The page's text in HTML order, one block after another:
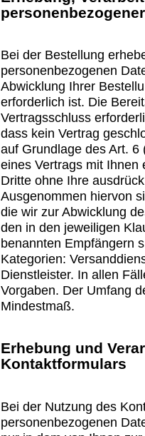
Bei der Bestellung
personenbezogenen
Abwicklung Ihrer
erforderlich ist. Die
Vertragsschluss
dass kein Vertrag
auf Grundlage des Art.
eines Vertrags mit Ihnen
Dritte ohne Ihre
Ausgenommen hiervon
die wir zur Abwicklung
den in den jeweiligen
benannten Empfängern
Kategorien:
Dienstleister. In allen
Vorgaben. Der Umfang
Mindestmaß.
Erhebung und
Kontaktformulars
Bei der Nutzung des
personenbezogenen